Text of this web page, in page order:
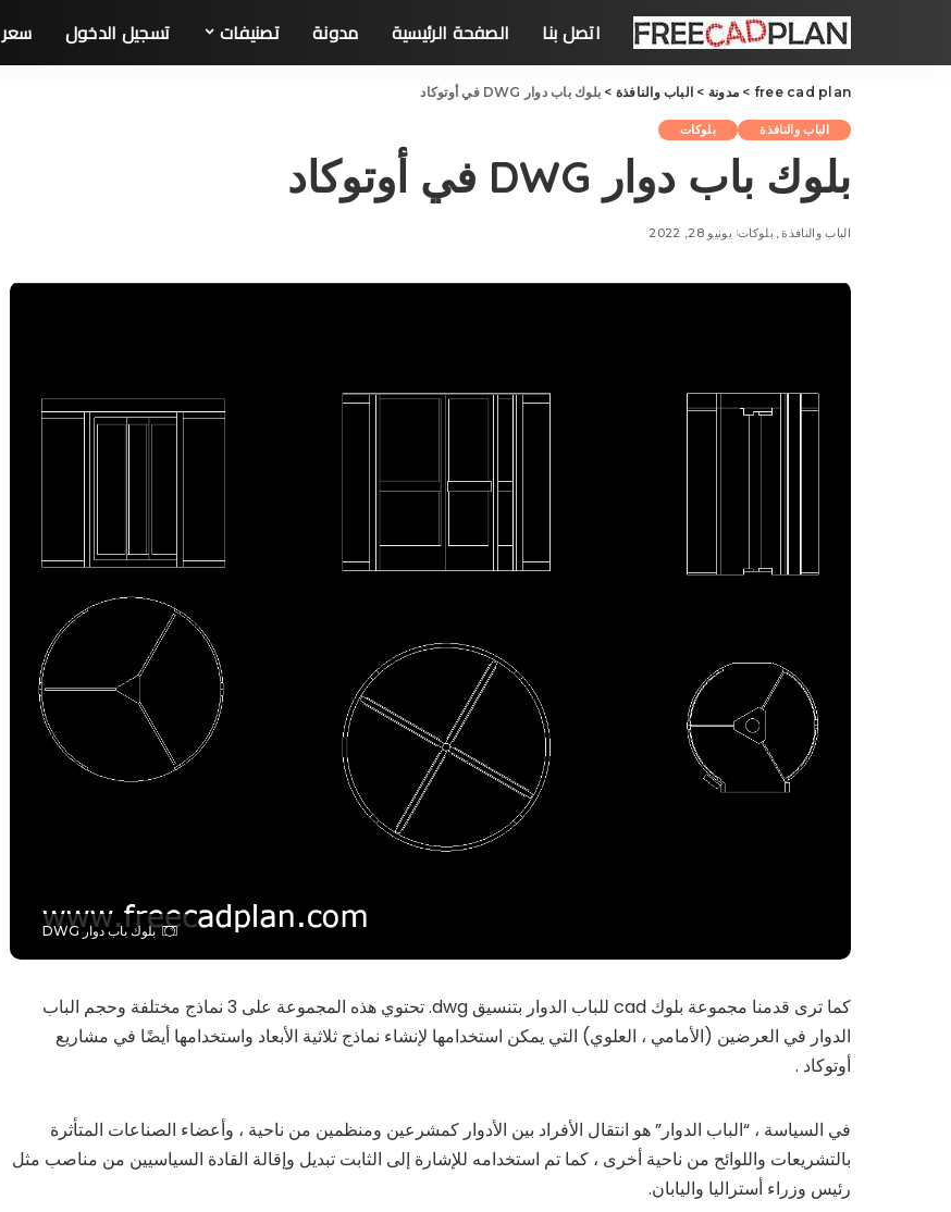
اتصل بنا الصفحة الرئيسية مدونة تصنیفات تسجيل الدخول سعر
free cad plan
> مدونة > الباب والنافذة > بلوك باب دوار DWG في أوتوكاد
الباب والنافذة بلوکات
بلوك باب دوار DWG في أوتوكاد
الباب والنافذة بلوکات يونيو 28, 2022
بلوك باب دوار DWG
كما ترى قدمنا ​​مجموعة بلوك cad للباب الدوار بتنسيق dwg. تحتوي هذه المجموعة على 3 نماذج مختلفة وحجم الباب
الدوار في العرضين (الأمامي ، العلوي) التي يمكن استخدامها لإنشاء نماذج ثلاثية الأبعاد واستخدامها أيضًا في مشاريع
أوتوكاد .
في السياسة ، “الباب الدوار” هو انتقال الأفراد بين الأدوار كمشرعين ومنظمين من ناحية ، وأعضاء الصناعات المتأثرة
بالتشريعات واللوائح من ناحية أخرى ، كما تم استخدامه للإشارة إلى الثابت تبديل وإقالة القادة السياسيين من مناصب مثل
رئيس وزراء أستراليا واليابان.